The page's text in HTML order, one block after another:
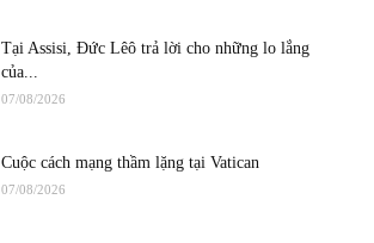
Tại Assisi, Đức Lêô trả lời cho những lo lắng
của...
07/08/2026
Cuộc cách mạng thầm lặng tại Vatican
07/08/2026